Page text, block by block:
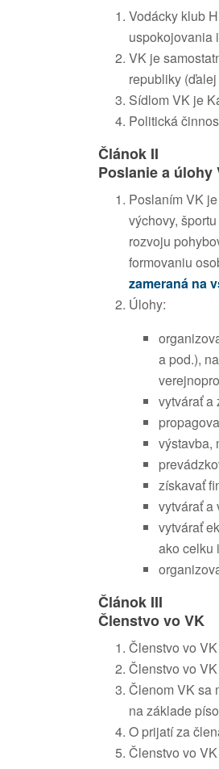
Vodácky klub
uspokojovania
VK je
republiky
Sídlom VK je
Politická
Článok II
Poslanie a úlohy
Poslaním VK
výchovy,
rozvoju
formovaniu
zameraná na
Úlohy:
a pod.),
vytvárať a
výstavba,
získavať
vytvárať a
vytvárať
ako celku
Článok III
Členstvo vo VK
Členstvo vo
Členstvo vo
Členom VK sa
na základe
O prijatí za
Členstvo vo